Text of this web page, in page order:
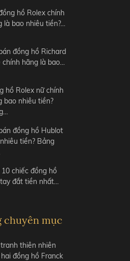
hồ Rolex chính
là bao nhiêu tiền?…
đồng hồ Richard
chính hãng là bao…
hồ Rolex nữ chính
bao nhiêu tiền?
đồng hồ Hublot
tiền? Bảng
10 chiếc đồng hồ
đắt tiền nhất…
chuyên mục
thiên nhiên
đồng hồ Franck